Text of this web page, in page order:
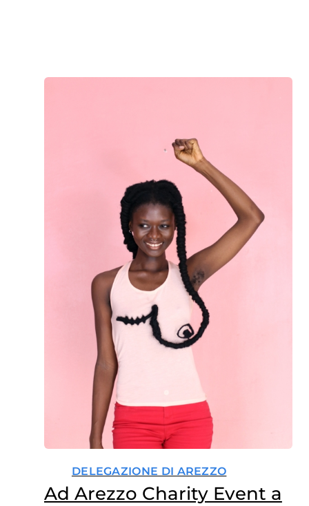
DELEGAZIONE DI AREZZO
Ad Arezzo Charity Event a